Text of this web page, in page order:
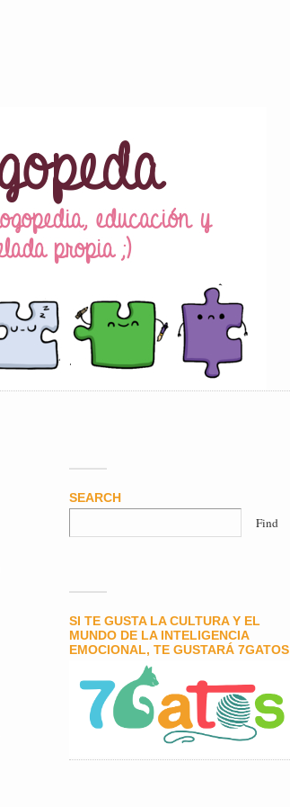
SEARCH
SI TE GUSTA LA CULTURA Y EL
MUNDO DE LA INTELIGENCIA
EMOCIONAL, TE GUSTARÁ 7GATOS